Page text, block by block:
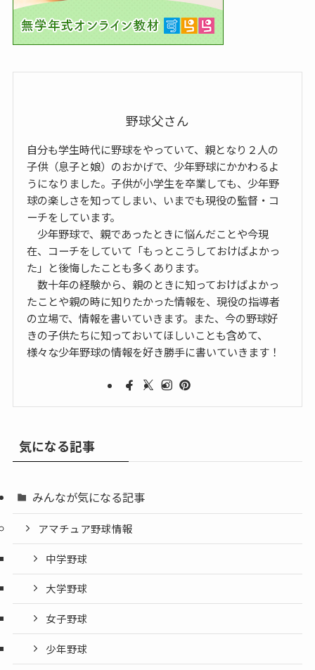
野球父さん
自分も学生時代に野球をやっていて、親となり２人の
子供（息子と娘）のおかげで、少年野球にかかわるよ
うになりました。子供が小学生を卒業しても、少年野
球の楽しさを知ってしまい、いまでも現役の監督・コ
ーチをしています。
少年野球で、親であったときに悩んだことや今現
在、コーチをしていて「もっとこうしておけばよかっ
た」と後悔したことも多くあります。
数十年の経験から、親のときに知っておけばよかっ
たことや親の時に知りたかった情報を、現役の指導者
の立場で、情報を書いていきます。また、今の野球好
きの子供たちに知っておいてほしいことも含めて、
様々な少年野球の情報を好き勝手に書いていきます！
気になる記事
みんなが気になる記事
アマチュア野球情報
中学野球
大学野球
女子野球
少年野球